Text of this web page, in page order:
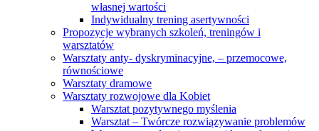
własnej wartości
Indywidualny trening asertywności
Propozycje wybranych szkoleń, treningów i
warsztatów
Warsztaty anty- dyskryminacyjne, – przemocowe,
równościowe
Warsztaty dramowe
Warsztaty rozwojowe dla Kobiet
Warsztat pozytywnego myślenia
Warsztat – Twórcze rozwiązywanie problemów